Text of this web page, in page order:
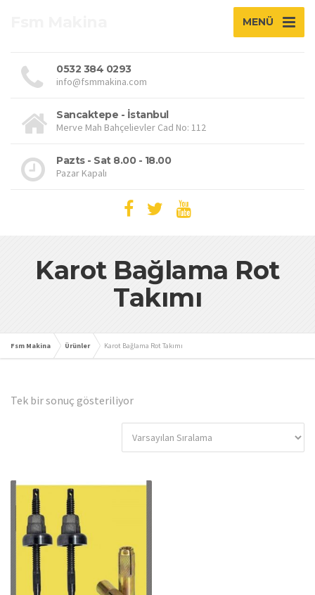
MENÜ
0532 384 0293
info@fsmmakina.com
Sancaktepe - İstanbul
Merve Mah Bahçelievler Cad No: 112
Pazts - Sat 8.00 - 18.00
Pazar Kapalı
Karot Bağlama Rot
Takımı
Fsm Makina Ürünler Karot Bağlama Rot Takımı
Tek bir sonuç gösteriliyor